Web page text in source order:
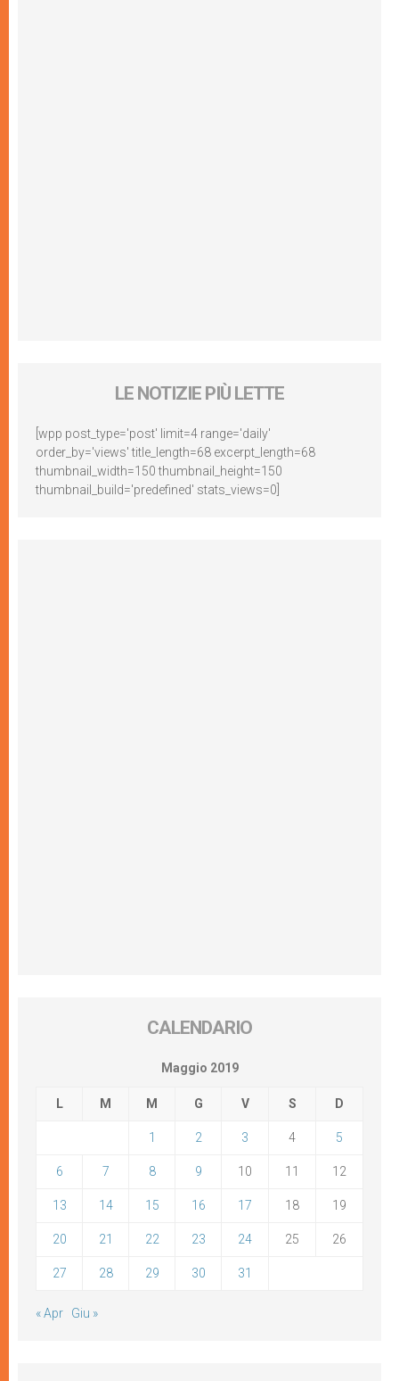
LE NOTIZIE PIÙ LETTE
[wpp post_type='post' limit=4 range='daily'
order_by='views' title_length=68 excerpt_length=68
thumbnail_width=150 thumbnail_height=150
thumbnail_build='predefined' stats_views=0]
CALENDARIO
Maggio 2019
L M M G V S D
1 2 3 4 5
6 7 8 9 10 11 12
13 14 15 16 17 18 19
20 21 22 23 24 25 26
27 28 29 30 31
« Apr Giu »